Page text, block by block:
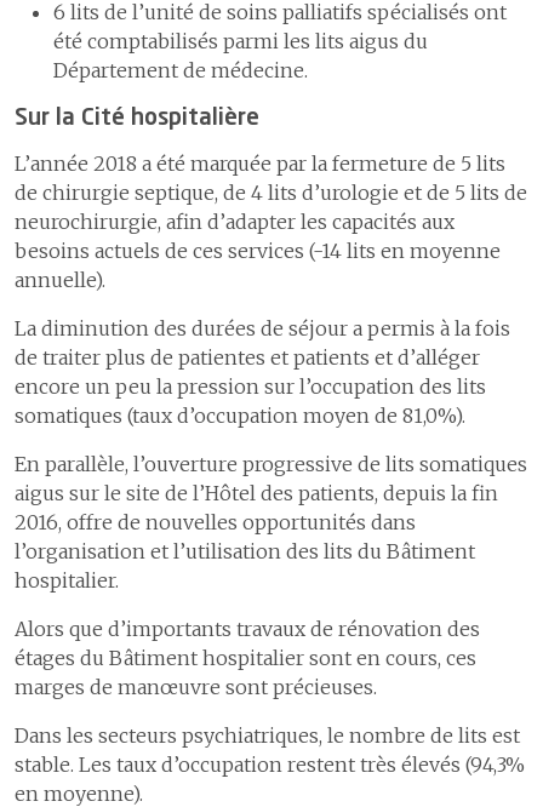
6 lits de l’unité de soins palliatifs spécialisés ont
été comptabilisés parmi les lits aigus du
Département de médecine.
Sur la Cité hospitalière
L’année 2018 a été marquée par la fermeture de 5 lits
de chirurgie septique, de 4 lits d’urologie et de 5 lits de
neurochirurgie, afin d’adapter les capacités aux
besoins actuels de ces services (-14 lits en moyenne
annuelle).
La diminution des durées de séjour a permis à la fois
de traiter plus de patientes et patients et d’alléger
encore un peu la pression sur l’occupation des lits
somatiques (taux d’occupation moyen de 81,0%).
En parallèle, l’ouverture progressive de lits somatiques
aigus sur le site de l’Hôtel des patients, depuis la fin
2016, offre de nouvelles opportunités dans
l’organisation et l’utilisation des lits du Bâtiment
hospitalier.
Alors que d’importants travaux de rénovation des
étages du Bâtiment hospitalier sont en cours, ces
marges de manœuvre sont précieuses.
Dans les secteurs psychiatriques, le nombre de lits est
stable. Les taux d’occupation restent très élevés (94,3%
en moyenne).